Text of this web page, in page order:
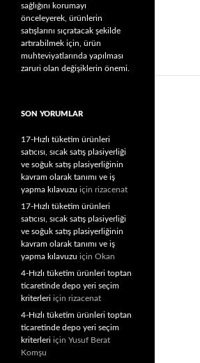
sağlığını korumayı
önceleyerek, ürünlerin
satışlarını sıçratacak şekilde
artırabilmek için, ürün
muhteviyatlarında yapılması
zaruri olan değişiklerin önemi.
SON YORUMLAR
17-Hızlı tüketim ürünleri
satıcısı, sıcak satış plasiyerliği
ve soğuk satış plasiyerliğinin
kavram olarak tanımı ve iş
yapma kılavuzu için rizacenat
17-Hızlı tüketim ürünleri
satıcısı, sıcak satış plasiyerliği
ve soğuk satış plasiyerliğinin
kavram olarak tanımı ve iş
yapma kılavuzu için Okan
4-Hızlı tüketim ürünleri toptan
ticaretinde depo yeri seçim
kriterleri için rizacenat
4-Hızlı tüketim ürünleri toptan
ticaretinde depo yeri seçim
kriterleri için Yusuf Berat
Komşu